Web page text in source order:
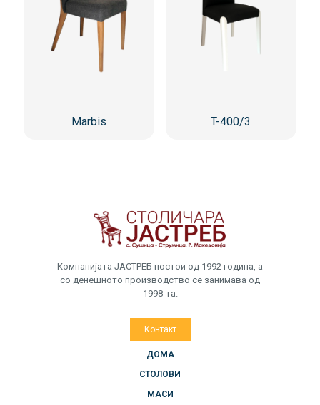
Marbis T-400/3
Компанијата ЈАСТРЕБ постои од 1992 година, а
со денешното производство се занимава од
1998-та.
Контакт
ДОМА
СТОЛОВИ
МАСИ